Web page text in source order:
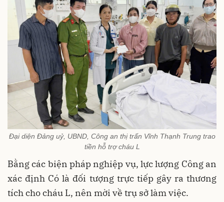
Đại diện Đảng uỷ, UBND, Công an thị trấn Vĩnh Thạnh Trung trao
tiền hỗ trợ cháu L
Bằng các biện pháp nghiệp vụ, lực lượng Công an
xác định Có là đối tượng trực tiếp gây ra thương
tích cho cháu L, nên mời về trụ sở làm việc.